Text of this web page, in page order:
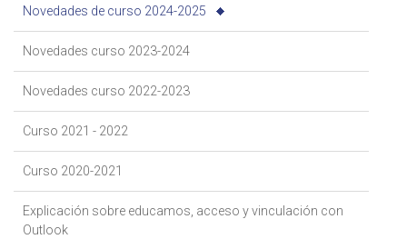
Novedades de curso 2024-2025
Novedades curso 2023-2024
Novedades curso 2022-2023
Curso 2021 - 2022
Curso 2020-2021
Explicación sobre educamos, acceso y vinculación con
Outlook